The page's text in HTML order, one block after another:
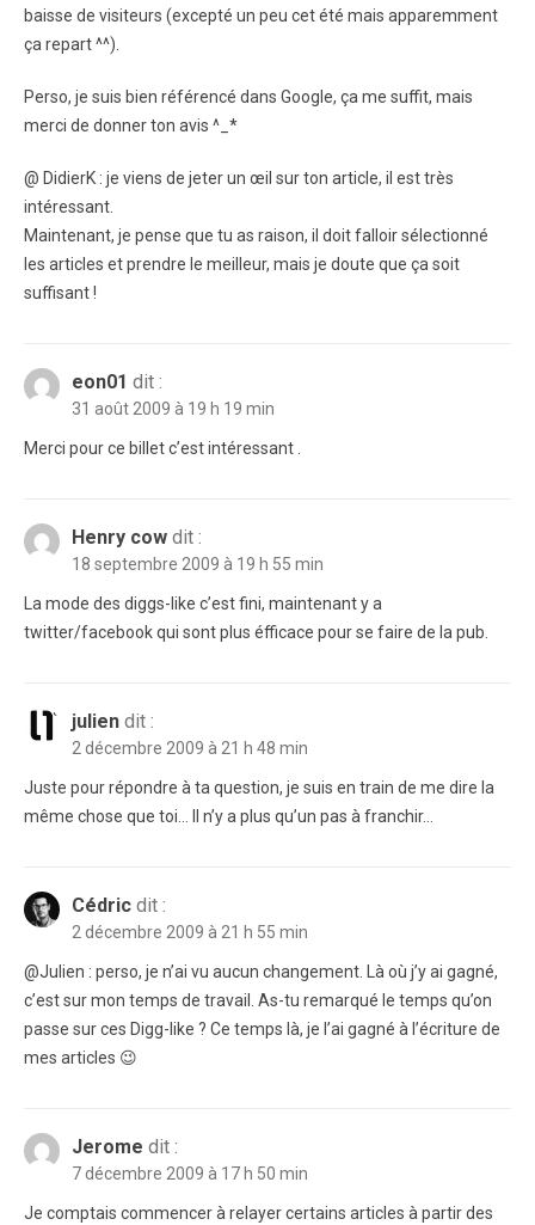
baisse de visiteurs (excepté un peu cet été mais apparemment
ça repart ^^).
Perso, je suis bien référencé dans Google, ça me suffit, mais
merci de donner ton avis ^_*
@ DidierK : je viens de jeter un œil sur ton article, il est très
intéressant.
Maintenant, je pense que tu as raison, il doit falloir sélectionné
les articles et prendre le meilleur, mais je doute que ça soit
suffisant !
eon01 dit :
31 août 2009 à 19 h 19 min
Merci pour ce billet c’est intéressant .
Henry cow dit :
18 septembre 2009 à 19 h 55 min
La mode des diggs-like c’est fini, maintenant y a
twitter/facebook qui sont plus éfficace pour se faire de la pub.
julien dit :
2 décembre 2009 à 21 h 48 min
Juste pour répondre à ta question, je suis en train de me dire la
même chose que toi… Il n’y a plus qu’un pas à franchir…
Cédric dit :
2 décembre 2009 à 21 h 55 min
@Julien : perso, je n’ai vu aucun changement. Là où j’y ai gagné,
c’est sur mon temps de travail. As-tu remarqué le temps qu’on
passe sur ces Digg-like ? Ce temps là, je l’ai gagné à l’écriture de
mes articles 😉
Jerome dit :
7 décembre 2009 à 17 h 50 min
Je comptais commencer à relayer certains articles à partir des